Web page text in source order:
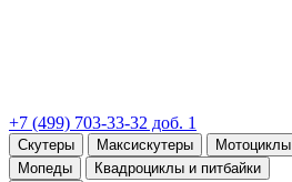
+7 (499) 703-33-32 доб. 1
Скутеры Максискутеры Мотоциклы
Мопеды
Квадроциклы и питбайки